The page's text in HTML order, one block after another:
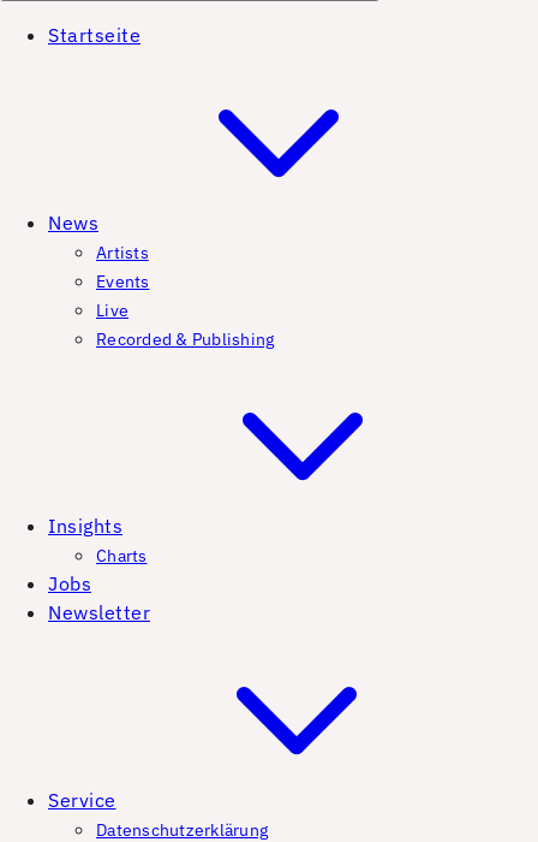
Startseite
News
Artists
Events
Live
Recorded & Publishing
Insights
Charts
Jobs
Newsletter
Service
Datenschutzerklärung